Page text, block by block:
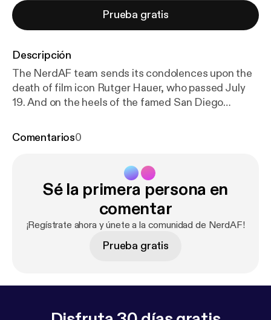
Prueba gratis
Descripción
The NerdAF team sends its condolences upon the
death of film icon Rutger Hauer, who passed July
19. And on the heels of the famed San Diego
this year as more like Marvel-con, and they’ll tell you
The easiest way to make a podcast.https://anchor.f
https://anchor.fm/app]
Comentarios0
Sé la primera persona en
comentar
¡Regístrate ahora y únete a la comunidad de NerdAF!
Prueba gratis